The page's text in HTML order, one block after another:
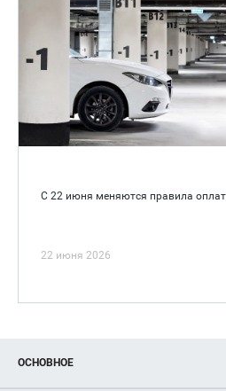
С 22 июня меняются правила
22 июня 2026
ОСНОВНОЕ